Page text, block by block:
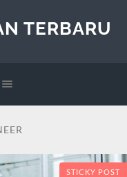
TERBARU
STICKY POST